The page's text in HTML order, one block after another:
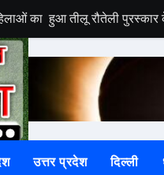
का हुआ तीलू रौतेली
के तबादले
सकते हैं भस्मासुर!
दूध-दही से अभिषेक कर श्रद्धालुओं ने
के संयोजक, कार्यकर्ताओं ने
उत्तर प्रदेश दिल्ली